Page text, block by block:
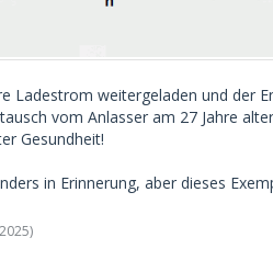
Ladestrom weitergeladen und der
vom Anlasser am 27 Jahre
Gesundheit!
in Erinnerung, aber dieses
)